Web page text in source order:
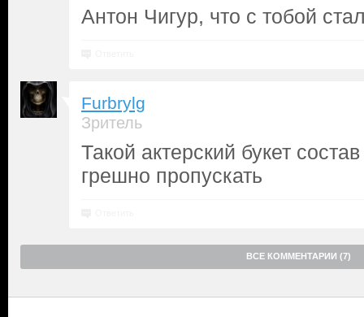
Антон Чигур, что с тобой
Furbrylg
Зритель
Такой актерский букет
грешно пропускать
ВСЕ КОММЕНТАРИИ (7)